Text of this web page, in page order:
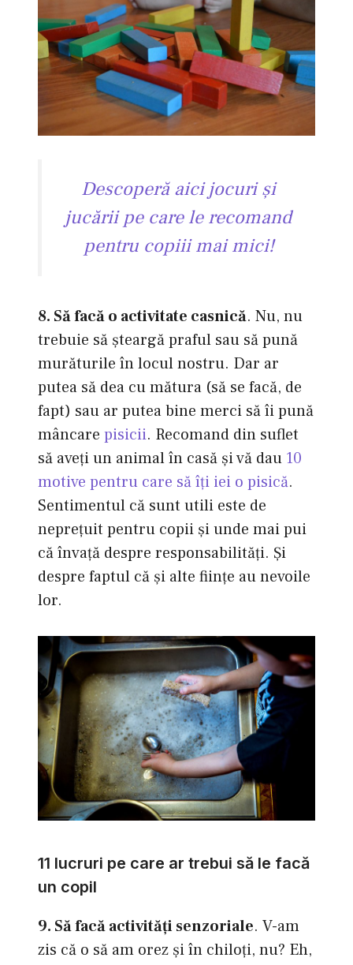
Descoperă aici jocuri şi
jucării pe care le recomand
pentru copiii mai mici!
8. Să facă o activitate casnică. Nu, nu
trebuie să şteargă praful sau să pună
murăturile în locul nostru. Dar ar
putea să dea cu mătura (să se facă, de
fapt) sau ar putea bine merci să îi pună
mâncare pisicii. Recomand din suflet
să aveţi un animal în casă şi vă dau 10
motive pentru care să îţi iei o pisică.
Sentimentul că sunt utili este de
nepreţuit pentru copii şi unde mai pui
că învaţă despre responsabilităţi. Şi
despre faptul că şi alte fiinţe au nevoile
lor.
11 lucruri pe care ar trebui să le facă
un copil
9. Să facă activităţi senzoriale. V-am
zis că o să am orez şi în chiloţi, nu? Eh,